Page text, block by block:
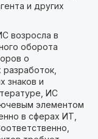
и других
возросла в
оборота
о
знаков и
ИС
элементом
в сферах ИТ,